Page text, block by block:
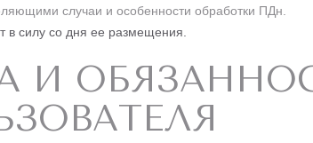
случаи и особенности обработки ПДн.
в силу со дня ее размещения.
И